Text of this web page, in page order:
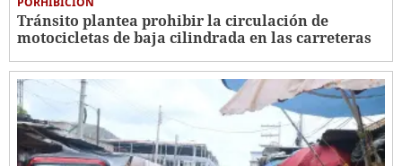
Tránsito plantea prohibir la circulación de
motocicletas de baja cilindrada en las carreteras